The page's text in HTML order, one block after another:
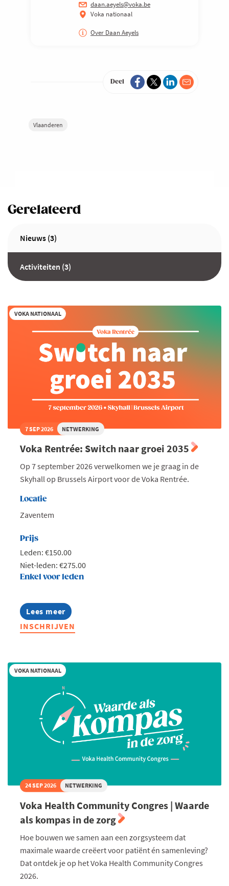
daan.aeyels@voka.be
Voka nationaal
Over Daan Aeyels
Deel
Vlaanderen
Gerelateerd
Nieuws (3)
Activiteiten (3)
VOKA NATIONAAL
7 SEP 2026 NETWERKING
Voka Rentrée: Switch naar groei 2035
Op 7 september 2026 verwelkomen we je graag in de
Skyhall op Brussels Airport voor de Voka Rentrée.
Locatie
Zaventem
Prijs
Leden: €150.00
Niet-leden: €275.00
Enkel voor leden
Lees meer
about
Voka
Rentrée:
2035
INSCHRIJVEN
VOKA NATIONAAL
24 SEP 2026 NETWERKING
Voka Health Community Congres | Waarde
als kompas in de zorg
Hoe bouwen we samen aan een zorgsysteem dat
maximale waarde creëert voor patiënt én samenleving?
Dat ontdek je op het Voka Health Community Congres
2026.